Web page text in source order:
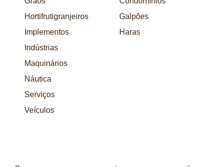
Galpões
Haras
Hortifrutigranjeiros
Implementos
Indústrias
Maquinários
Náutica
Serviços
Veículos